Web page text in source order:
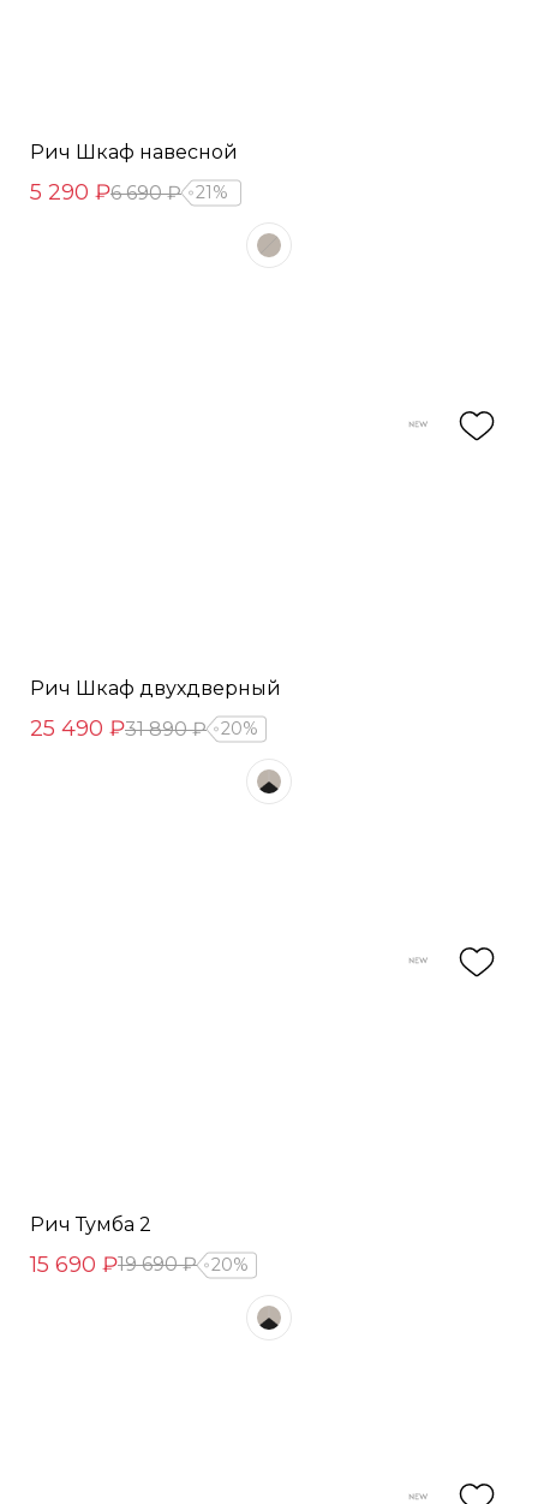
Рич Шкаф навесной
5 290 ₽6 690 ₽ 21%
Рич Шкаф двухдверный
25 490 ₽31 890 ₽ 20%
Рич Тумба 2
15 690 ₽19 690 ₽ 20%